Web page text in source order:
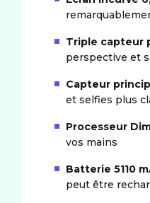
Triple capteur
perspective et
Capteur
et selfies plus
Processeur
vos mains
Batterie 5110
peut être